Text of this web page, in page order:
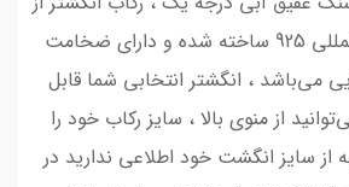
نقره اصل با عیار بین المللی 925 ساخته شده و دارای ضخامت
می‌باشد ، انگشتر انتخابی شما قابل
از منوی بالا ، سایز رکاب خود را
از سایز انگشت خود اطلاعی ندارید در